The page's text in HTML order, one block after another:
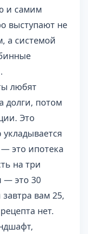
и самим
выступают не
а системой
любят
долги, потом
Это
это ипотека
на три
— это 30
вам 25,
нет.